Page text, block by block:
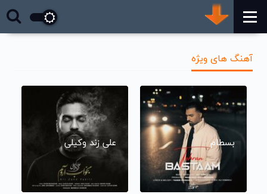
آهنگ های ویژه
بسطام علی زند وکیلی